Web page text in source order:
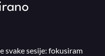
svake sesije: fokusiram